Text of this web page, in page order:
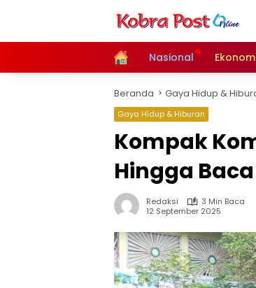
HomeNasional
Beranda Gaya Hidup &
Gaya Hidup & Hiburan
Kompak
Hingga
Redaksi
3 Min Baca
12 September 2025